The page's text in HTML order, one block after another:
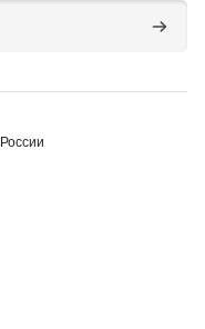
Поиск